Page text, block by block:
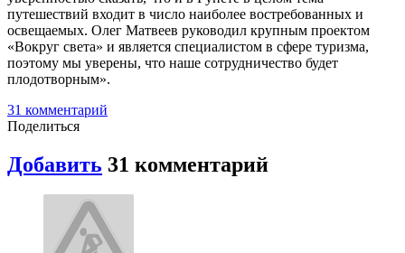
путешествий входит в число наиболее востребованных и
освещаемых. Олег Матвеев руководил крупным проектом
«Вокруг света» и является специалистом в сфере туризма,
поэтому мы уверены, что наше сотрудничество будет
плодотворным».
31 комментарий
Поделиться
Добавить 31 комментарий